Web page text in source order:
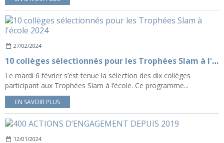
27/02/2024
10 collèges sélectionnés pour les Trophées Slam à l'école 2024
Le mardi 6 février s’est tenue la sélection des dix collèges
participant aux Trophées Slam à l’école. Ce programme...
EN SAVOIR PLUS
12/01/2024